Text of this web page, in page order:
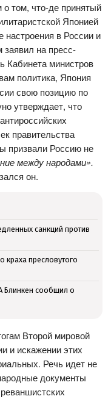
о том, что-де принятый
Японией
настроения в России и
на пресс-
Кабинета министров
политика, Япония
свою позицию по
утверждает, что
правительства
призвали Россию не
между народами».
он.
санкций против
краха пресловутого
Блинкен сообщил о
Второй мировой
и искажении этих
Речь идет не
документы